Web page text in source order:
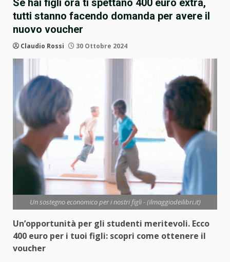
Se hai figli ora ti spettano 400 euro extra,
tutti stanno facendo domanda per avere il
nuovo voucher
Claudio Rossi 30 Ottobre 2024
Un sostegno economico per i nostri figli - (ilmaggiodeilibri.it)
Un’opportunità per gli studenti meritevoli. Ecco
400 euro per i tuoi figli: scopri come ottenere il
voucher